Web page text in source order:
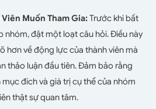
Muốn Tham Gia:Trước khi bất
nhóm, đặt một loạt câu hỏi. Điều này
hơn về động lực của thành viên mà
thảo luận đầu tiên. Đảm bảo rằng
đích và giá trị cụ thể của nhóm
thật sự quan tâm.